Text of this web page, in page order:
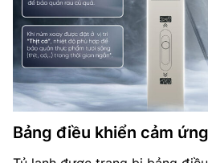
Bảng điều khiển cảm